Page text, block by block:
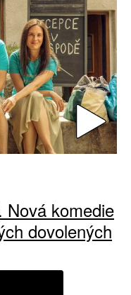
Nová komedie
dovolených